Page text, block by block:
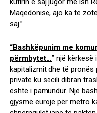
kufirin e saj jugor me ish
Maqedonisë, ajo ka të
saj.”
“Bashkëpunim me
përmbytet…” një kërkesë
kapitalizmit dhe të pronës
private ku secili dibran
është i pamundur. Një
gjysmë euroje për metro